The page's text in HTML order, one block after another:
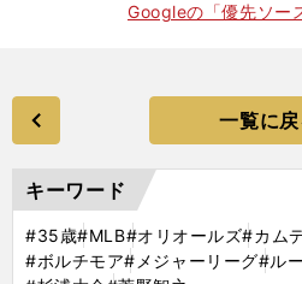
Googleの「優先ソー
一覧に
キーワード
#35歳#MLB#オリオールズ#カム
#ボルチモア#メジャーリーグ#ル